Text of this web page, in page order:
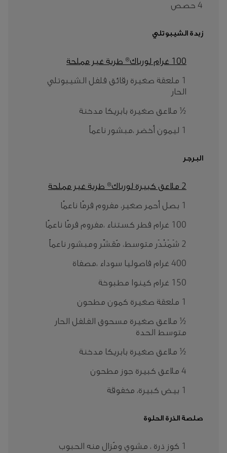
4 حصص
زبدة الشيبوتلي
100 غرام لورباك® طرية غير مملحة
1 ملعقة صغيرة رقائق فلفل الشيبوتلي
الحار
½ ملاعق صغيرة بابريكا مدخنة
1 ليمون أخضر ،مبشور ناعماً
البرجر
2 ملاعق كبيرة لورباك® طرية غير مملحة
1 بصل أحمر صغير، مفروم فرمًا ناعمًا
100 غرام فطر كستناء ،مفروم فرمًا ناعمًا
2 شَمَنْدَر متوسط، مُقشّر ومبشور ناعماً
400 غرام فاصوليا سوداء ،مصفاة
150 غرام كينوا مطبوخة
1 ملعقة صغيرة كمون مطحون
½ ملاعق صغيرة مسحوق الفلفل الحار
متوسط الحدة
½ ملاعق صغيرة بابريكا مدخنة
4 ملاعق كبيرة جوز مطحون
1 بيض كبيرة، مخفوقة
صلصة الذرة الحلوة
1 كوز ذرة ، مشوي ومُزال منه الحبوب